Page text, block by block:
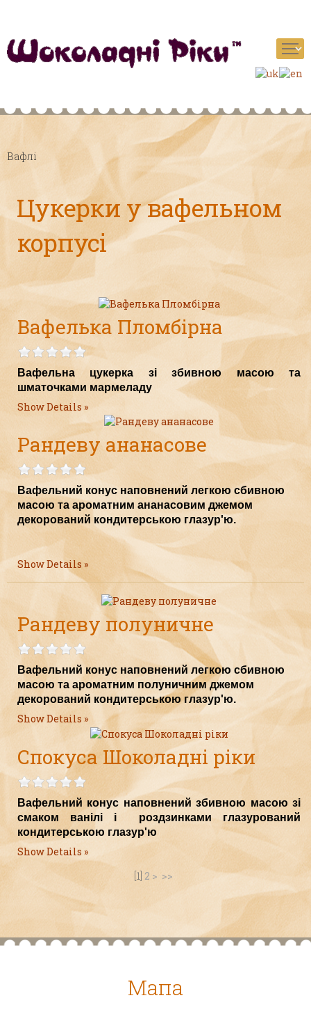
Вафлі
Цукерки у вафельном
корпусі
Вафелька Пломбірна
Вафельна цукерка зі збивною масою та
шматочками мармеладу
Show Details
Рандеву ананасове
Вафельний конус наповнений легкою сбивною
масою та ароматним ананасовим джемом
декорований кондитерською глазур'ю.
Show Details
Рандеву полуничне
Вафельний конус наповнений легкою сбивною
масою та ароматним полуничним джемом
декорований кондитерською глазур'ю.
Show Details
Спокуса Шоколадні ріки
Вафельний конус наповнений збивною масою зі
смаком ванілі і роздзинками глазурований
кондитерською глазур'ю
Show Details
[1] 2 > >>
Мапа